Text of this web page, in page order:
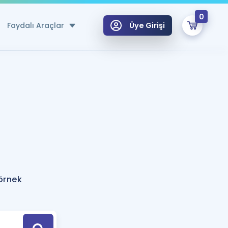
Faydalı Araçlar
Hesaplama Aracı
için Öneriler
Tek Takvimde
Üye Girişi
0